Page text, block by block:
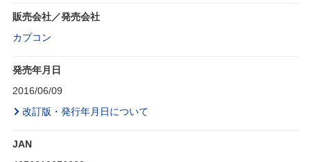
販売会社／発売会社
カプコン
発売年月日
2016/06/09
改訂版・発行年月日について
JAN